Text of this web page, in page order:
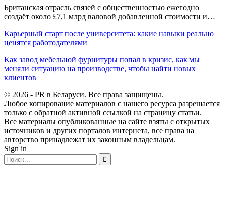
Британская отрасль связей с общественностью ежегодно
создаёт около £7,1 млрд валовой добавленной стоимости и…
Карьерный старт после университета: какие навыки реально
ценятся работодателями
Как завод мебельной фурнитуры попал в кризис, как мы
меняли ситуацию на производстве, чтобы найти новых
клиентов
© 2026 - PR в Беларуси. Все права защищены.
Любое копирование материалов с нашего ресурса разрешается
только с обратной активной ссылкой на страницу статьи.
Все материалы опубликованные на сайте взяты с открытых
источников и других порталов интернета, все права на
авторство принадлежат их законным владельцам.
Sign in